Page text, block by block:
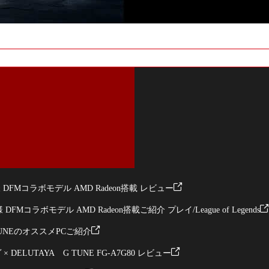
コラボモデル AMD Radeon搭載 レビュー
DFMコラボモデル AMD Radeon搭載ご紹介 プレイ/League of Legends
のオススメPCご紹介
× DELUTAYA G TUNE FG-A7G80 レビュー